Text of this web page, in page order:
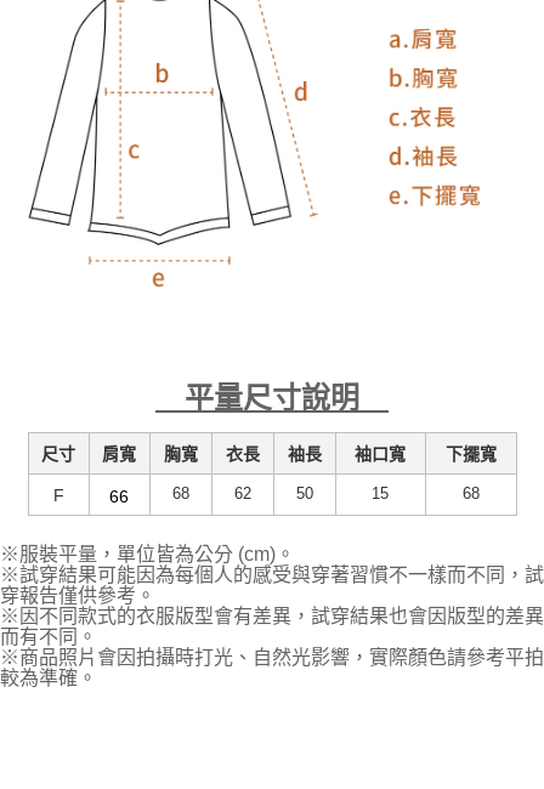
平量尺寸說明
尺寸 肩寬 胸寬 衣長 袖長 袖口寬 下擺寬
F 66 68 62 50 15 68
※服裝平量，單位皆為公分 (cm)。
※試穿結果可能因為每個人的感受與穿著習慣不一樣而不同，試
穿報告僅供參考。
※因不同款式的衣服版型會有差異，試穿結果也會因版型的差異
而有不同。
※商品照片會因拍攝時打光、自然光影響，實際顏色請參考平拍
較為準確。